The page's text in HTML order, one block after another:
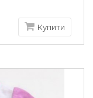
Купити